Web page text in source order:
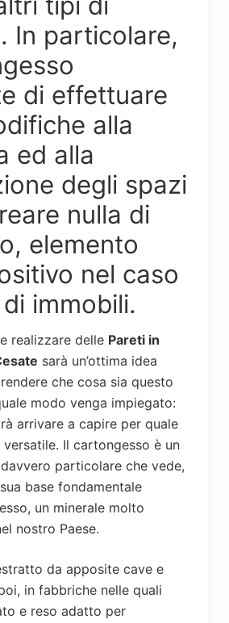
In particolare,
di effettuare
alla
ed alla
degli spazi
nulla di
elemento
nel caso
immobili.
realizzare delle Pareti in
sarà un’ottima idea
che cosa sia questo
modo venga impiegato:
arrivare a capire per quale
Il cartongesso è un
particolare che vede,
base fondamentale
un minerale molto
nostro Paese.
da apposite cave e
in fabbriche nelle quali
e reso adatto per